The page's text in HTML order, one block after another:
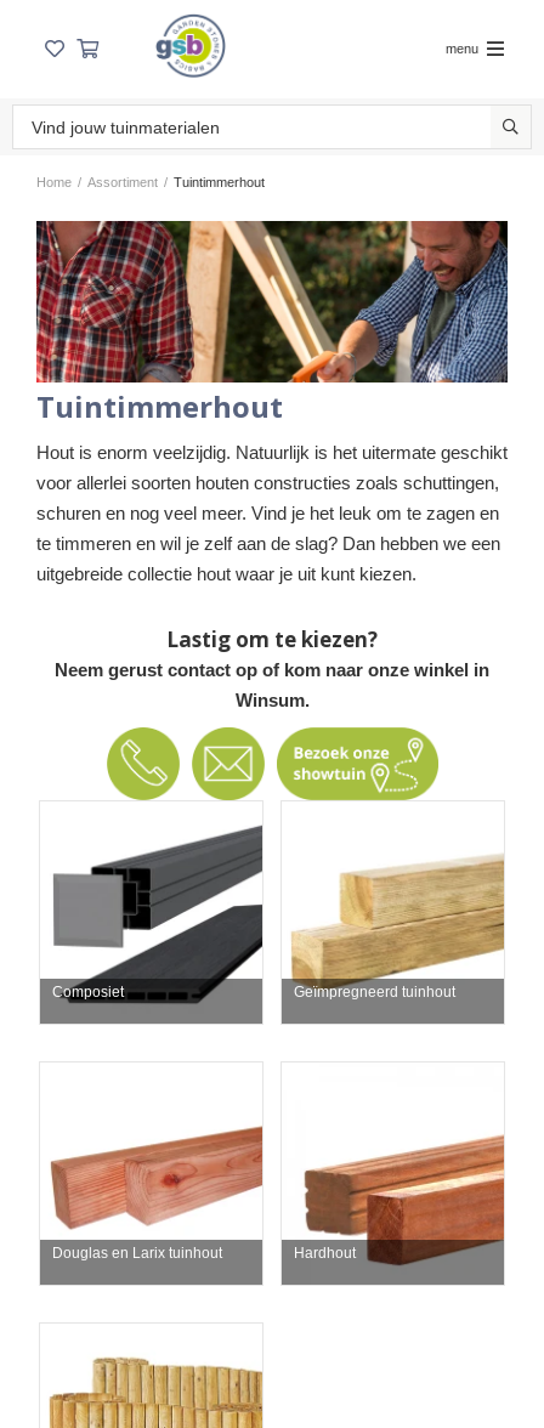
menu
Home / Assortiment / Tuintimmerhout
Tuintimmerhout
Hout is enorm veelzijdig. Natuurlijk is het uitermate geschikt
voor allerlei soorten houten constructies zoals schuttingen,
schuren en nog veel meer. Vind je het leuk om te zagen en
te timmeren en wil je zelf aan de slag? Dan hebben we een
uitgebreide collectie hout waar je uit kunt kiezen.
Lastig om te kiezen?
Neem gerust contact op of kom naar onze winkel in
Winsum.
Composiet Geïmpregneerd tuinhout
Douglas en Larix tuinhout Hardhout